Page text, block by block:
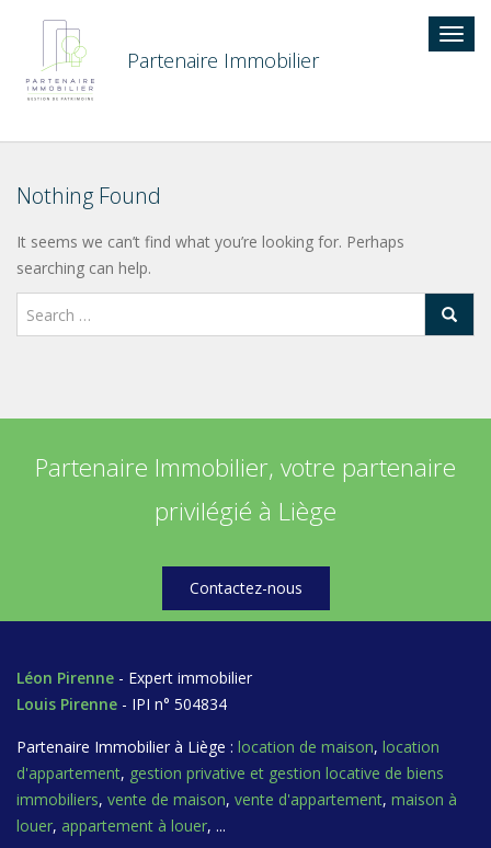
Partenaire Immobilier
Nothing Found
It seems we can’t find what you’re looking for. Perhaps
searching can help.
Partenaire Immobilier, votre partenaire
privilégié à Liège
Contactez-nous
Léon Pirenne - Expert immobilier
Louis Pirenne - IPI n° 504834
Partenaire Immobilier à Liège : location de maison, location
d'appartement, gestion privative et gestion locative de biens
immobiliers, vente de maison, vente d'appartement, maison à
louer, appartement à louer, ...